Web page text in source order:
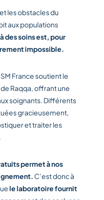
les obstacles du
aux populations
des soins est, pour
impossible.
France soutient le
Raqqa, offrant une
soignants. Différents
gracieusement,
et traiter les
permet à nos
C’est donc à
le laboratoire fournit